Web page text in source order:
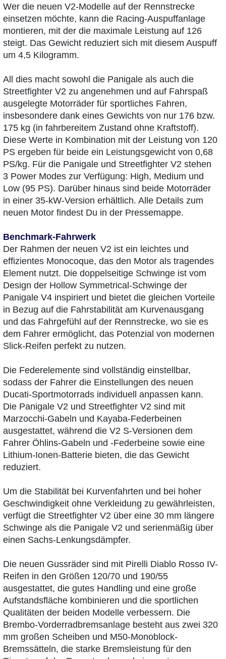
Wer die neuen V2-Modelle auf der Rennstrecke
einsetzen möchte, kann die Racing-Auspuffanlage
montieren, mit der die maximale Leistung auf 126
steigt. Das Gewicht reduziert sich mit diesem Auspuff
um 4,5 Kilogramm.
All dies macht sowohl die Panigale als auch die
Streetfighter V2 zu angenehmen und auf Fahrspaß
ausgelegte Motorräder für sportliches Fahren,
insbesondere dank eines Gewichts von nur 176 bzw.
175 kg (in fahrbereitem Zustand ohne Kraftstoff).
Diese Werte in Kombination mit der Leistung von 120
PS ergeben für beide ein Leistungsgewicht von 0,68
PS/kg. Für die Panigale und Streetfighter V2 stehen
3 Power Modes zur Verfügung: High, Medium und
Low (95 PS). Darüber hinaus sind beide Motorräder
in einer 35-kW-Version erhältlich. Alle Details zum
neuen Motor findest Du in der Pressemappe.
Benchmark-Fahrwerk
Der Rahmen der neuen V2 ist ein leichtes und
effizientes Monocoque, das den Motor als tragendes
Element nutzt. Die doppelseitige Schwinge ist vom
Design der Hollow Symmetrical-Schwinge der
Panigale V4 inspiriert und bietet die gleichen Vorteile
in Bezug auf die Fahrstabilität am Kurvenausgang
und das Fahrgefühl auf der Rennstrecke, wo sie es
dem Fahrer ermöglicht, das Potenzial von modernen
Slick-Reifen perfekt zu nutzen.
Die Federelemente sind vollständig einstellbar,
sodass der Fahrer die Einstellungen des neuen
Ducati-Sportmotorrads individuell anpassen kann.
Die Panigale V2 und Streetfighter V2 sind mit
Marzocchi-Gabeln und Kayaba-Federbeinen
ausgestattet, während die V2 S-Versionen dem
Fahrer Öhlins-Gabeln und -Federbeine sowie eine
Lithium-Ionen-Batterie bieten, die das Gewicht
reduziert.
Um die Stabilität bei Kurvenfahrten und bei hoher
Geschwindigkeit ohne Verkleidung zu gewährleisten,
verfügt die Streetfighter V2 über eine 30 mm längere
Schwinge als die Panigale V2 und serienmäßig über
einen Sachs-Lenkungsdämpfer.
Die neuen Gussräder sind mit Pirelli Diablo Rosso IV-
Reifen in den Größen 120/70 und 190/55
ausgestattet, die gutes Handling und eine große
Aufstandsfläche kombinieren und die sportlichen
Qualitäten der beiden Modelle verbessern. Die
Brembo-Vorderradbremsanlage besteht aus zwei 320
mm großen Scheiben und M50-Monoblock-
Bremssätteln, die starke Bremsleistung für den